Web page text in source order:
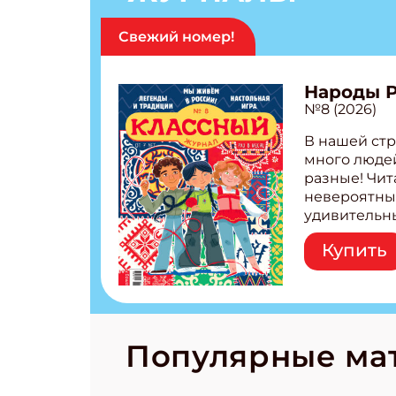
Свежий номер!
Народы
№8 (2026)
В нашей
много
разные!
народов
Легенды
бурятов
странные
Купить
Популярные